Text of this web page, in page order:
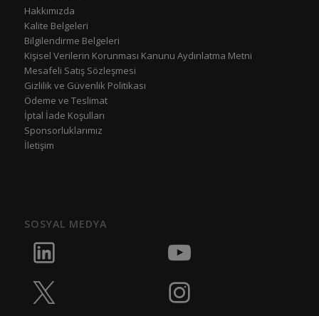
Hakkımızda
Kalite Belgeleri
Bilgilendirme Belgeleri
Kişisel Verilerin Korunması Kanunu Aydınlatma Metni
Mesafeli Satış Sözleşmesi
Gizlilik ve Güvenlik Politikası
Ödeme ve Teslimat
İptal İade Koşulları
Sponsorluklarımız
İletişim
SOSYAL MEDYA